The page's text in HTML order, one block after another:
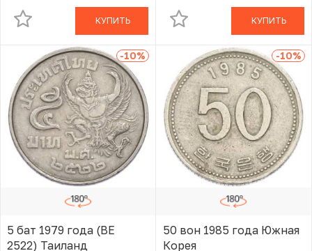
КУПИТЬ КУПИТЬ
-10%
5 бат 1979 года (BE
2522) Таиланд
-10%
50 вон 1985 года Южная
Корея